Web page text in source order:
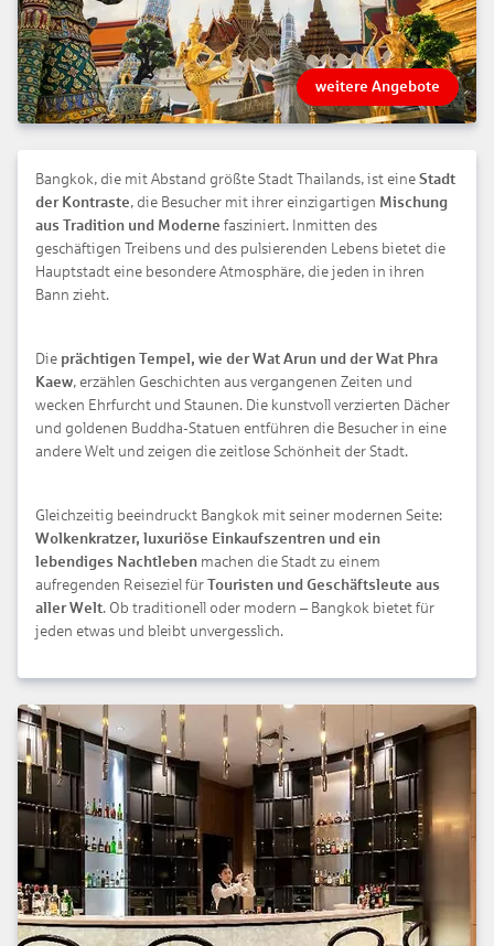
weitere Angebote
Bangkok, die mit Abstand größte Stadt Thailands, ist eine Stadt
der Kontraste, die Besucher mit ihrer einzigartigen Mischung
aus Tradition und Moderne fasziniert. Inmitten des
geschäftigen Treibens und des pulsierenden Lebens bietet die
Hauptstadt eine besondere Atmosphäre, die jeden in ihren
Bann zieht.
Die prächtigen Tempel, wie der Wat Arun und der Wat Phra
Kaew, erzählen Geschichten aus vergangenen Zeiten und
wecken Ehrfurcht und Staunen. Die kunstvoll verzierten Dächer
und goldenen Buddha-Statuen entführen die Besucher in eine
andere Welt und zeigen die zeitlose Schönheit der Stadt.
Gleichzeitig beeindruckt Bangkok mit seiner modernen Seite:
Wolkenkratzer, luxuriöse Einkaufszentren und ein
lebendiges Nachtleben machen die Stadt zu einem
aufregenden Reiseziel für Touristen und Geschäftsleute aus
aller Welt. Ob traditionell oder modern – Bangkok bietet für
jeden etwas und bleibt unvergesslich.